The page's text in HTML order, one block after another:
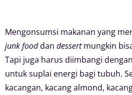
Mengonsumsi makanan yang
junk fooddan dessertmungkin
Tapi juga harus diimbangi
untuk suplai energi bagi tubuh.
kacangan, kacang almond,